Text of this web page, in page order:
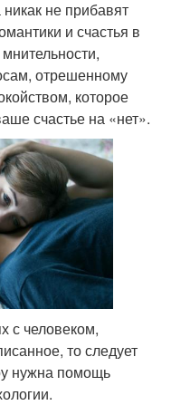
не прибавят
и счастья в
отрешенному
которое
счастье на «нет».
с человеком,
то следует
нужна помощь